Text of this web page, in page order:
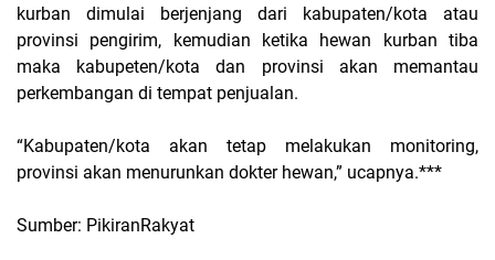
kurban dimulai berjenjang dari kabupaten/kota atau
provinsi pengirim, kemudian ketika hewan kurban tiba
maka kabupeten/kota dan provinsi akan memantau
perkembangan di tempat penjualan.
“Kabupaten/kota akan tetap melakukan monitoring,
provinsi akan menurunkan dokter hewan,” ucapnya.***
Sumber: PikiranRakyat